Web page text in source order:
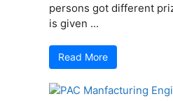
persons got different
is given ...
Read More